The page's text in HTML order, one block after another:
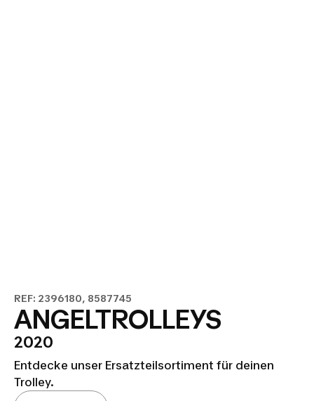
REF: 2396180, 8587745
ANGELTROLLEYS
2020
Entdecke unser Ersatzteilsortiment für deinen
Trolley.